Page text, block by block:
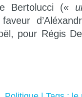
Bertolucci («
pour Régis